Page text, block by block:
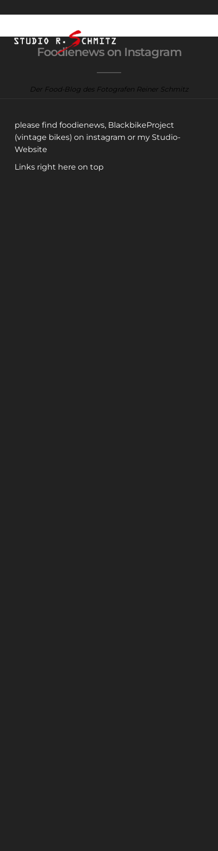
Foodienews on Instagram
Der Food-Blog des Fotografen Reiner Schmitz
please find foodienews, BlackbikeProject
(vintage bikes) on instagram or my Studio-
Website
Links right here on top